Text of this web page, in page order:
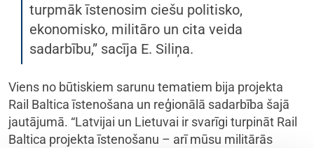
turpmāk īstenosim ciešu politisko,
ekonomisko, militāro un cita veida
sadarbību,” sacīja E. Siliņa.
Viens no būtiskiem sarunu tematiem bija projekta
Rail Baltica īstenošana un reģionālā sadarbība šajā
jautājumā. “Latvijai un Lietuvai ir svarīgi turpināt Rail
Baltica projekta īstenošanu – arī mūsu militārās